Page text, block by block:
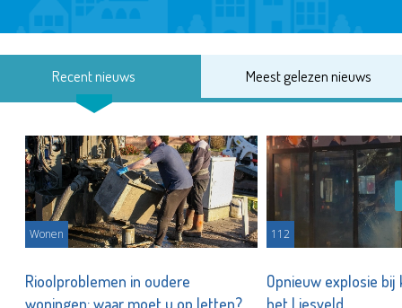
Recent nieuws Meest gelezen nieuws
Wonen
Rioolproblemen in oudere
woningen: waar moet u op letten?
112
Opnieuw explosie bij
het Liesveld